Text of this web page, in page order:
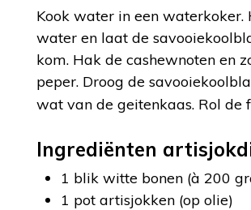
Kook water in een waterkoker.
water en laat de
kom. Hak de cashewnoten en
peper. Droog de
wat van de geitenkaas. Rol de
Ingrediënten
1 blik witte bonen (à 200
1 pot artisjokken (op olie)